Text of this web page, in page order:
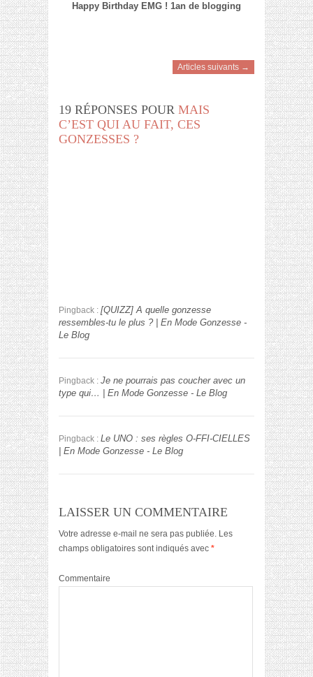
Happy Birthday EMG ! 1an de blogging
Articles suivants →
19 RÉPONSES POUR MAIS
C’EST QUI AU FAIT, CES
GONZESSES ?
Pingback : [QUIZZ] A quelle gonzesse
ressembles-tu le plus ? | En Mode Gonzesse -
Le Blog
Pingback : Je ne pourrais pas coucher avec un
type qui… | En Mode Gonzesse - Le Blog
Pingback : Le UNO : ses règles O-FFI-CIELLES
| En Mode Gonzesse - Le Blog
LAISSER UN COMMENTAIRE
Votre adresse e-mail ne sera pas publiée. Les
champs obligatoires sont indiqués avec *
Commentaire